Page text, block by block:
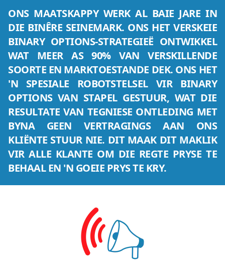
ONS MAATSKAPPY WERK AL BAIE JARE IN
DIE BINÊRE SEINEMARK. ONS HET VERSKEIE
BINARY OPTIONS-STRATEGIEË ONTWIKKEL
WAT MEER AS 90% VAN VERSKILLENDE
SOORTE EN MARKTOESTANDE DEK. ONS HET
'N SPESIALE ROBOTSTELSEL VIR BINARY
OPTIONS VAN STAPEL GESTUUR, WAT DIE
RESULTATE VAN TEGNIESE ONTLEDING MET
BYNA GEEN VERTRAGINGS AAN ONS
KLIËNTE STUUR NIE. DIT MAAK DIT MAKLIK
VIR ALLE KLANTE OM DIE REGTE PRYSE TE
BEHAAL EN 'N GOEIE PRYS TE KRY.